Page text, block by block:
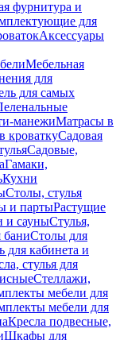
фурнитура и
для
Аксессуары
Мебельная
для
для самых
манежиМатрасы в
кроваткуСадовая
Садовые,
Гамаки,
Кухни
Столы, стулья
и партыРастущие
и сауныСтулья,
баниСтолы для
для кабинета и
стулья для
Стеллажи,
мебели для
мебели для
Кресла подвесные,
Шкафы для